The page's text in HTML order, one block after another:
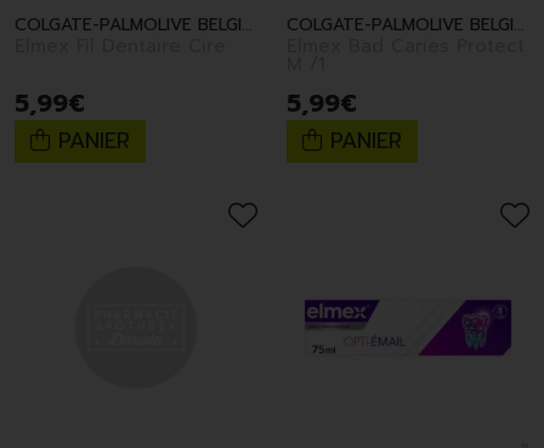
COLGATE-PALMOLIVE BELGIUM
5,99€
PANIER
COLGATE-PALMOLIVE BELGIUM
5,99€
PANIER